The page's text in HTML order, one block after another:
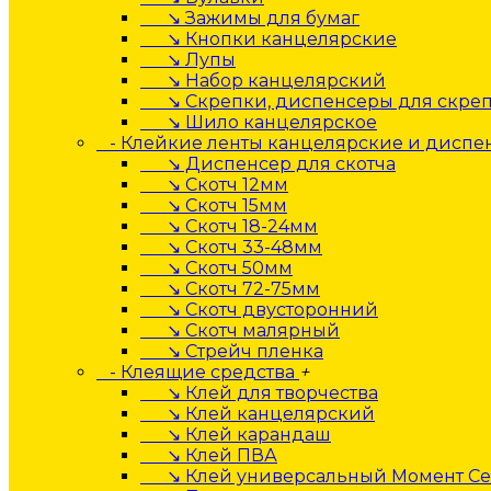
↘ Зажимы для бумаг
↘ Кнопки канцелярские
↘ Лупы
↘ Набор канцелярский
↘ Скрепки, диспенсеры для
↘ Шило канцелярское
- Клейкие ленты канцелярские и
↘ Диспенсер для скотча
↘ Скотч 12мм
↘ Скотч 15мм
↘ Скотч 18-24мм
↘ Скотч 33-48мм
↘ Скотч 50мм
↘ Скотч 72-75мм
↘ Скотч двусторонний
↘ Скотч малярный
↘ Стрейч пленка
- Клеящие средства +
↘ Клей для творчества
↘ Клей канцелярский
↘ Клей карандаш
↘ Клей ПВА
↘ Клей универсальный Момент